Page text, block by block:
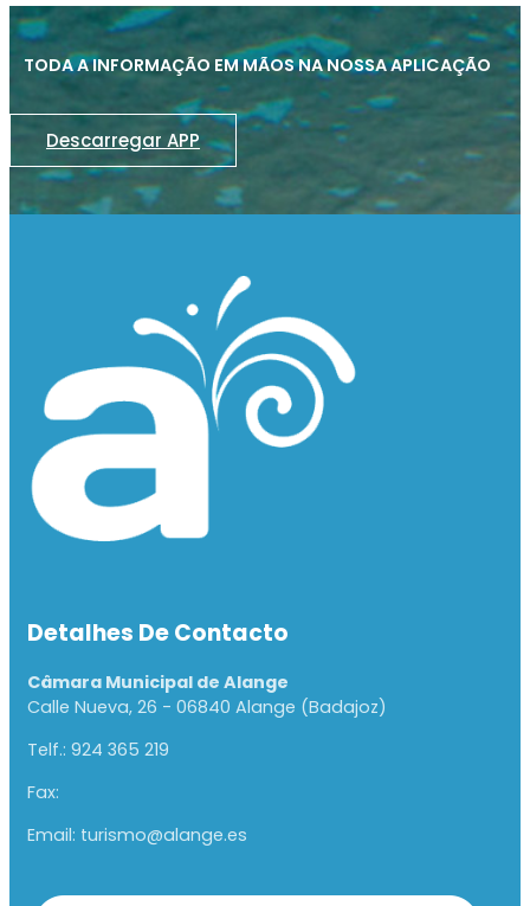
TODA A INFORMAÇÃO EM MÃOS NA NOSSA APLICAÇÃO
Descarregar APP
Detalhes De Contacto
Câmara Municipal de Alange
Calle Nueva, 26 - 06840 Alange (Badajoz)
Telf.: 924 365 219
Fax:
Email: turismo@alange.es